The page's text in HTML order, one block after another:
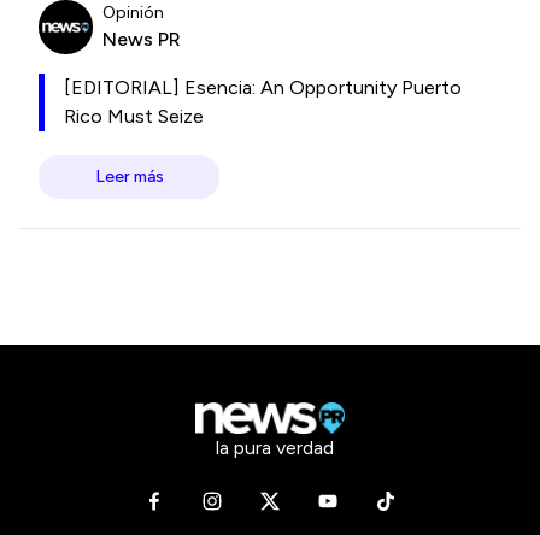
Opinión
News PR
[EDITORIAL] Esencia: An Opportunity Puerto
Rico Must Seize
Leer más
la pura verdad